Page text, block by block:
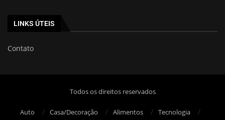
LINKS ÚTEIS
Contato
Todos os direitos reservados
Auto Casa/Decoração Alimentos
Tecnologia